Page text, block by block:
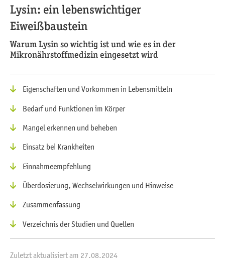
Lysin: ein lebenswichtiger
Eiweißbaustein
Warum Lysin so wichtig ist und wie es in der
Mikronährstoffmedizin eingesetzt wird
Eigenschaften und Vorkommen in Lebensmitteln
Bedarf und Funktionen im Körper
Mangel erkennen und beheben
Einsatz bei Krankheiten
Einnahmeempfehlung
Überdosierung, Wechselwirkungen und Hinweise
Zusammenfassung
Verzeichnis der Studien und Quellen
Zuletzt aktualisiert am 27.08.2024